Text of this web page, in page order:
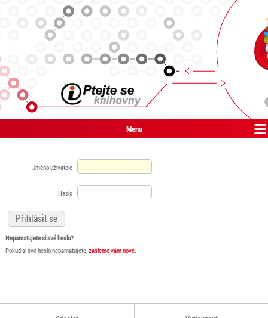
Menu
Jméno uživatele
Heslo
Nepamatujete si své heslo?
Pokud si své heslo nepamatujete,zašleme vám nové.